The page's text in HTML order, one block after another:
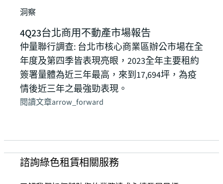
洞察
4Q23台北商用不動產市場報告
仲量聯行調查: 台北市核心商業區辦公市場在全
年度及第四季皆表現亮眼，2023全年主要租約
簽署量體為近三年最高，來到17,694坪，為疫
情後近三年之最強勁表現。
閱讀文章arrow_forward
諮詢綠色租賃相關服務